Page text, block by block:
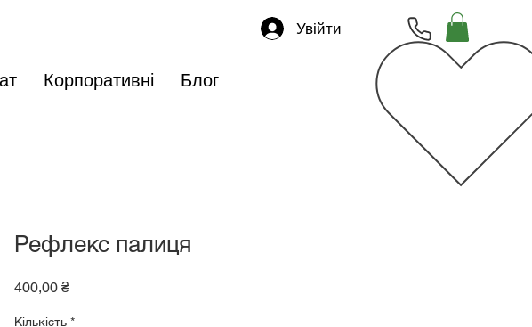
Увійти
Корпоративні Блог
Рефлекс палиця
400,00 ₴Ціна
Кількість *